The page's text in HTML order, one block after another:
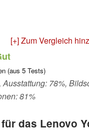
[+] Zum Vergleich
(aus 5 Tests)
78%,
81%
das Lenovo